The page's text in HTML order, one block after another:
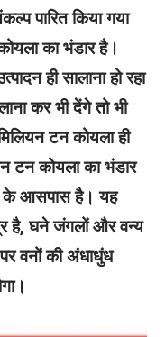
पारित किया गया
का भंडार है।
ही सालाना हो रहा
कर भी देंगे तो भी
टन कोयला ही
टन कोयला का भंडार
के आसपास है। यह
है, घने जंगलों और वन्य
वनों की अंधाधुंध